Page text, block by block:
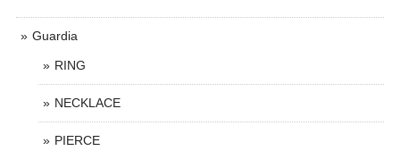
Guardia
RING
NECKLACE
PIERCE